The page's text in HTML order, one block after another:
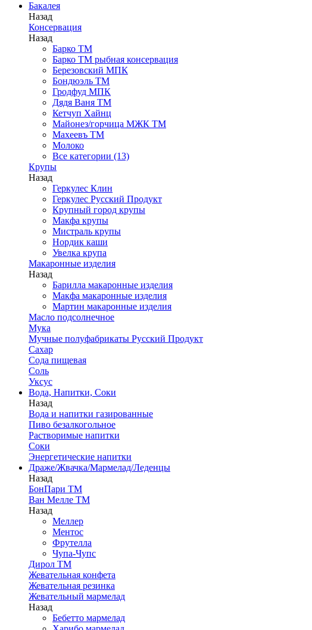
Бакалея
Назад
Консервация
Назад
Барко ТМ
Барко ТМ рыбная консервация
Березовский МПК
Бондюэль ТМ
Гродфуд МПК
Дядя Ваня ТМ
Кетчуп Хайнц
Майонез/горчица МЖК ТМ
Махеевъ ТМ
Молоко
Все категории (13)
Крупы
Назад
Геркулес Клин
Геркулес Русский Продукт
Крупный город крупы
Макфа крупы
Мистраль крупы
Нордик каши
Увелка крупа
Макаронные изделия
Назад
Барилла макаронные изделия
Макфа макаронные изделия
Мартин макаронные изделия
Масло подсолнечное
Мука
Мучные полуфабрикаты Русский Продукт
Сахар
Сода пищевая
Соль
Уксус
Вода, Напитки, Соки
Назад
Вода и напитки газированные
Пиво безалкогольное
Растворимые напитки
Соки
Энергетические напитки
Драже/Жвачка/Мармелад/Леденцы
Назад
БонПари ТМ
Ван Мелле ТМ
Назад
Меллер
Ментос
Фрутелла
Чупа-Чупс
Дирол ТМ
Жевательная конфета
Жевательная резинка
Жевательный мармелад
Назад
Бебетто мармелад